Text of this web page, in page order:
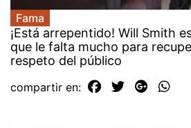
Fama
¡Está arrepentido! Will Smith
que le falta mucho para
respeto del público
compartir en: